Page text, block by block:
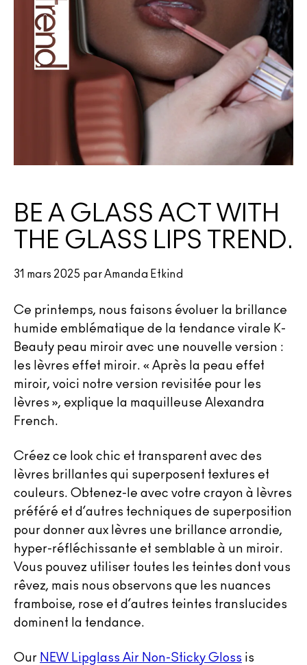
VOIR TOUT - VISAGE
Mini MAC
VOIR TOUT - YEUX
VOIR TOUT - PINCEAUX
BE A GLASS ACT WITH
THE GLASS LIPS TREND.
31 mars 2025 par Amanda Etkind
Ce printemps, nous faisons évoluer la brillance
humide emblématique de la tendance virale K-
Beauty peau miroir avec une nouvelle version :
les lèvres effet miroir. « Après la peau effet
miroir, voici notre version revisitée pour les
lèvres », explique la maquilleuse Alexandra
French.
Créez ce look chic et transparent avec des
lèvres brillantes qui superposent textures et
couleurs. Obtenez-le avec votre crayon à lèvres
préféré et d’autres techniques de superposition
pour donner aux lèvres une brillance arrondie,
hyper-réfléchissante et semblable à un miroir.
Vous pouvez utiliser toutes les teintes dont vous
rêvez, mais nous observons que les nuances
framboise, rose et d’autres teintes translucides
dominent la tendance.
Our NEW Lipglass Air Non-Sticky Gloss is